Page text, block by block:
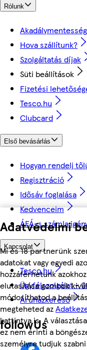
Adatvédelmi
Mi és 18 partnerünk
adatokat vagy egyedi
hozzáférhetünk
elutasítása gombok
módosíthatod a
megteheted az
kattintva is. A
ez nem érinti a
személyre tudjuk
Rólunk
Akadálymentesség
Hova szállítunk?
Szolgáltatás díjak
Süti beállítások
Fizetési
Tesco.hu
Clubcard
Első bevásárlás
Hogyan rendelj
Regisztráció
Idősáv foglalása
Kedvenceim
ÁFÁ-s számla
Kapcsolat
Tesco.hu
Ügyfélszolgálat -
Áruházkereső
followUs